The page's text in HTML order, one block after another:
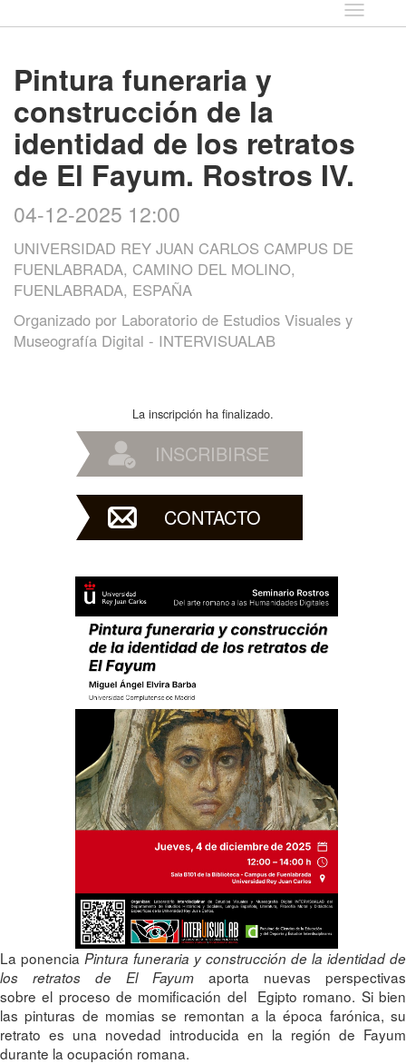
Idioma
Pintura funeraria y
construcción de la
identidad de los retratos
de El Fayum. Rostros IV.
04-12-2025 12:00
UNIVERSIDAD REY JUAN CARLOS CAMPUS DE
FUENLABRADA, CAMINO DEL MOLINO,
FUENLABRADA, ESPAÑA
Organizado por Laboratorio de Estudios Visuales y
Museografía Digital - INTERVISUALAB
La inscripción ha finalizado.
INSCRIBIRSE
CONTACTO
La ponencia Pintura funeraria y construcción de la identidad de
los retratos de El Fayum aporta nuevas perspectivas
sobre el proceso de momificación del Egipto romano. Si bien
las pinturas de momias se remontan a la época farónica, su
retrato es una novedad introducida en la región de Fayum
durante la ocupación romana.